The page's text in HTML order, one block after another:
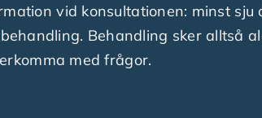
vid konsultationen: minst
Behandling sker alltså
med frågor.